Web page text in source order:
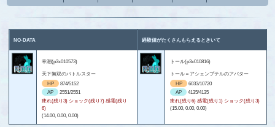
NO-DATA 経験値がたくさんもらえるときいて
幸潮(p3x010573)
天下無双のバトルスター
HP
874/5152
AP
2551/2551
痺れ(残り3) ショック(残り7) 感電(残り
6)
(14.00, 0.00, 0.00)
トール(p3x010816)
トール＝アシェンプテルのアバター
HP
6033/10720
AP
4135/4135
痺れ(残り6) 感電(残り1) ショック(残り3)
(15.00, 0.00, 0.00)